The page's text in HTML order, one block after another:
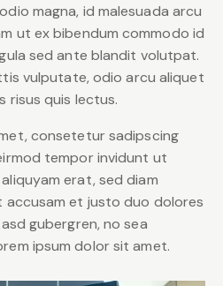
magna, id malesuada arcu
ut ex bibendum commodo id
sed ante blandit volutpat.
vulputate, odio arcu aliquet
risus quis lectus.
consetetur sadipscing
tempor invidunt ut
erat, sed diam
et justo duo dolores
gubergren, no sea
ipsum dolor sit amet.